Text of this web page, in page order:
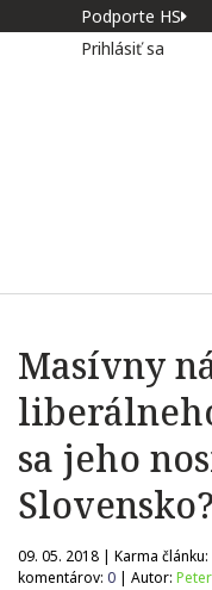
Podporte HS
Prihlásiť sa
Masívny
sa jeho
Slovensko?
09. 05. 2018 | Karma článku:
komentárov: 0 | Autor: